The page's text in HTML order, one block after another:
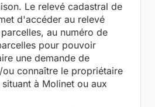
Le relevé cadastral de
d'accéder au relevé
au numéro de
pour pouvoir
une demande de
ou connaître le propriétaire
à Molinet ou aux